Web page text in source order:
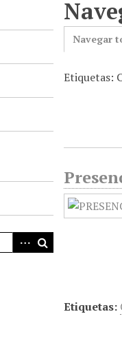
Navegar
Etiquetas:
Etiquetas: